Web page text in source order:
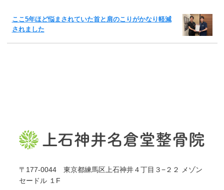
ここ5年ほど悩まされていた首と肩のこりがかなり軽減
されました
〒177-0044 東京都練馬区上石神井４丁目３−２２ メゾン
セードル １F